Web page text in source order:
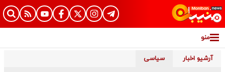
منو
آرشیو اخبار سیاسی